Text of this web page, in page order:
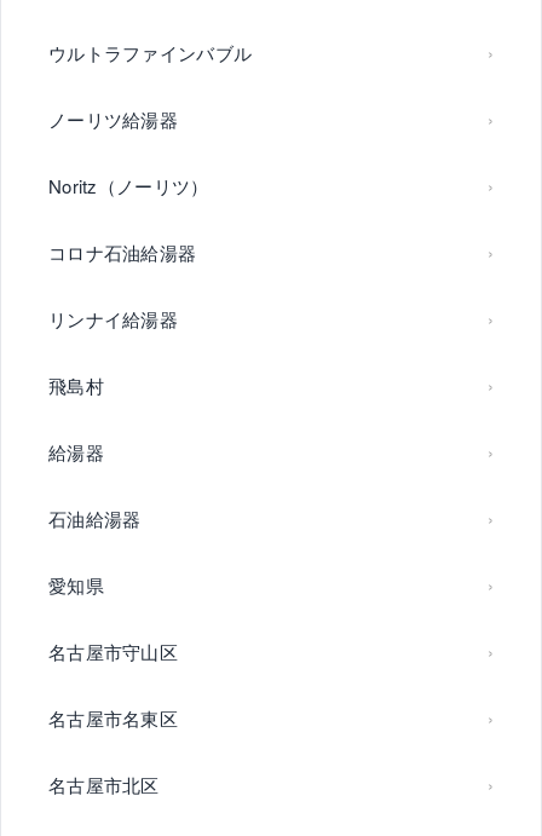
ウルトラファインバブル
ノーリツ給湯器
Noritz（ノーリツ）
コロナ石油給湯器
リンナイ給湯器
飛島村
給湯器
石油給湯器
愛知県
名古屋市守山区
名古屋市名東区
名古屋市北区